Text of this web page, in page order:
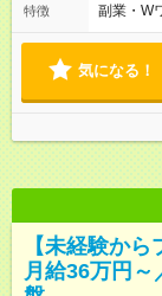
ご相談に
特徴 副業・W
気になる！
【未経験か
月給36万円